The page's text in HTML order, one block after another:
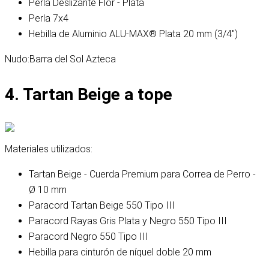
Perla Deslizante Flor - Plata
Perla 7x4
Hebilla de Aluminio ALU-MAX® Plata 20 mm (3/4")
Nudo:Barra del Sol Azteca
4. Tartan Beige a tope
Materiales utilizados:
Tartan Beige - Cuerda Premium para Correa de Perro -
Ø 10 mm
Paracord Tartan Beige 550 Tipo III
Paracord Rayas Gris Plata y Negro 550 Tipo III
Paracord Negro 550 Tipo III
Hebilla para cinturón de níquel doble 20 mm